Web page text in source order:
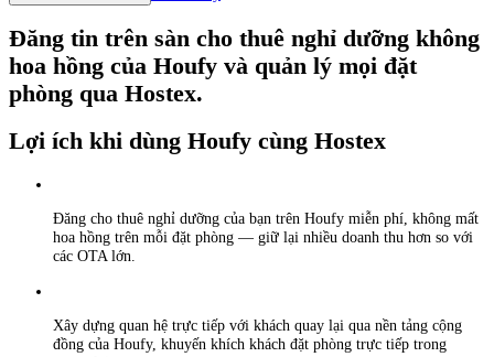
Đăng tin trên sàn cho thuê nghỉ dưỡng không
hoa hồng của Houfy và quản lý mọi đặt
phòng qua Hostex.
Lợi ích khi dùng Houfy cùng Hostex
Đăng cho thuê nghỉ dưỡng của bạn trên Houfy miễn phí, không mất
hoa hồng trên mỗi đặt phòng — giữ lại nhiều doanh thu hơn so với
các OTA lớn.
Xây dựng quan hệ trực tiếp với khách quay lại qua nền tảng cộng
đồng của Houfy, khuyến khích khách đặt phòng trực tiếp trong